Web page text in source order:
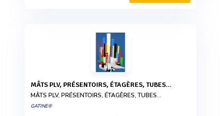
MÂTS PLV, PRÉSENTOIRS, ÉTAGÈRES, TUBES...
MÂTS PLV, PRÉSENTOIRS, ÉTAGÈRES, TUBES...
GATINE®